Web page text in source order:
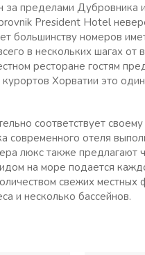
пределами Дубровника
President Hotel
большинству номеров
в нескольких шагах от
ресторане гостям
Хорватии это
соответствует
современного отеля
люкс также предлагают
на море подается
свежих
и несколько бассейнов.